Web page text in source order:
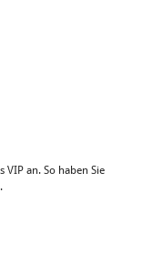
VIP an. So haben Sie